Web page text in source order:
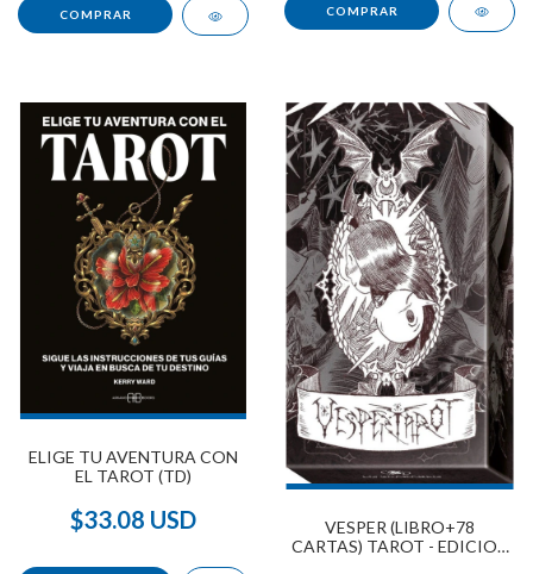
ELIGE TU AVENTURA CON
EL TAROT (TD)
$33.08 USD
VESPER (LIBRO+78
CARTAS) TAROT - EDICION